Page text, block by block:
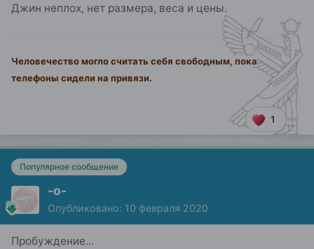
Джин неплох, нет размера, веса и цены.
1
Человечество могло считать себя свободным, пока
телефоны сидели на привязи.
Популярное сообщение
-о-
Опубликовано: 10 февраля 2020
Пробуждение...